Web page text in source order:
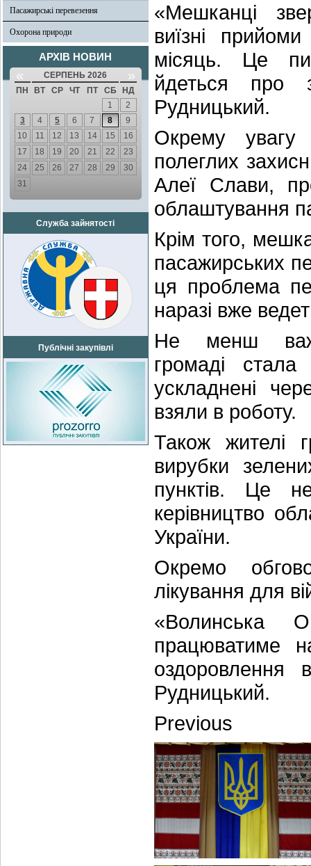
Пасажирські перевезення
Охорона природи
АРХІВ НОВИН
« СЕРПЕНЬ 2026 »
ПН ВТ СР ЧТ ПТ СБ
НД
1
2
3
4 5 6 7 8
9
10
11 12 13 14 15
16
17
18 19 20 21 22
23
24
25 26 27 28 29
30
31
Служба зайнятості
Публічні закупівлі
«Мешканці
виїзні
місяць. Це
йдеться про
Рудницький.
Окрему увагу
полеглих
Алеї Слави,
облаштування
Крім того,
пасажирських
ця проблема
наразі вже
Не менш
громаді стала
ускладнені
взяли в роботу.
Також жителі
вирубки
пунктів. Це
керівництво
України.
Окремо
лікування для
«Волинська
працюватиме
оздоровлення
Рудницький.
Previous